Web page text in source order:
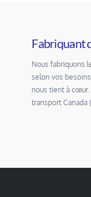
Fabriquant
Nous fabriquons
selon vos
nous tient à cœur.
transport Canada